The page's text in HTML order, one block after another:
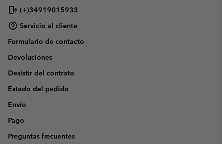
(+)34919015933
Servicio al cliente
Formulario de contacto
Devoluciones
Desistir del contrato
Estado del pedido
Envío
Pago
Preguntas frecuentes